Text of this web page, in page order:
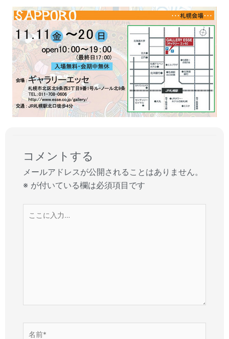
コメントする
メールアドレスが公開されることはありません。
※ が付いている欄は必須項目です